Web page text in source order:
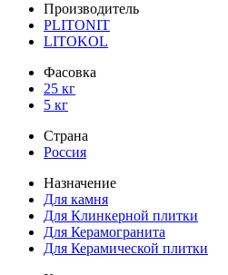
Производитель
PLITONIT
LITOKOL
Фасовка
25 кг
5 кг
Страна
Россия
Назначение
Для камня
Для Клинкерной плитки
Для Керамогранита
Для Керамической плитки